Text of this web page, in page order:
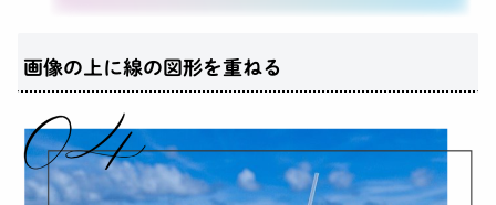
画像の上に線の図形を重ねる